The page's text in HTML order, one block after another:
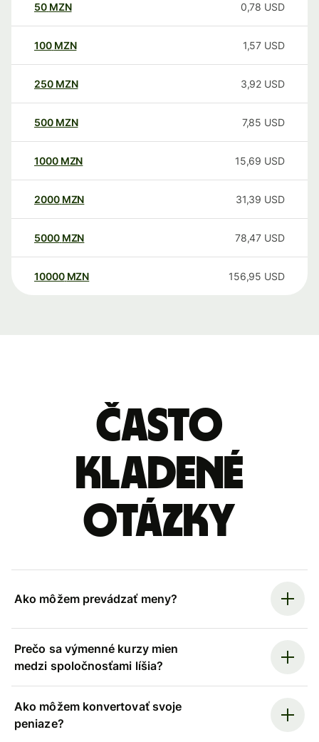
50 MZN 0,78 USD
100 MZN 1,57 USD
250 MZN 3,92 USD
500 MZN 7,85 USD
1000 MZN 15,69 USD
2000 MZN 31,39 USD
5000 MZN 78,47 USD
10000 MZN 156,95 USD
Často
kladené
otázky
Ako môžem prevádzať meny?
Prečo sa výmenné kurzy mien
medzi spoločnosťami líšia?
Ako môžem konvertovať svoje
peniaze?